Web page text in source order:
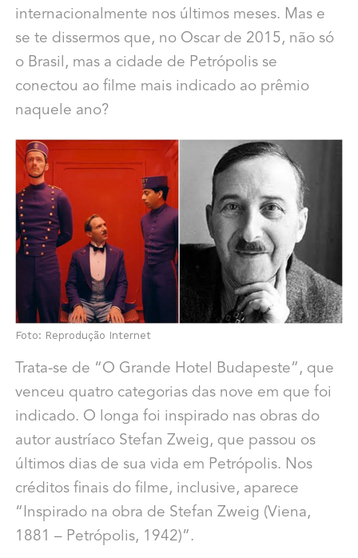
internacionalmente nos últimos meses. Mas e
se te dissermos que, no Oscar de 2015, não só
o Brasil, mas a cidade de Petrópolis se
conectou ao filme mais indicado ao prêmio
naquele ano?
Foto: Reprodução Internet
Trata-se de “O Grande Hotel Budapeste”, que
venceu quatro categorias das nove em que foi
indicado. O longa foi inspirado nas obras do
autor austríaco Stefan Zweig, que passou os
últimos dias de sua vida em Petrópolis. Nos
créditos finais do filme, inclusive, aparece
“Inspirado na obra de Stefan Zweig (Viena,
1881 – Petrópolis, 1942)”.